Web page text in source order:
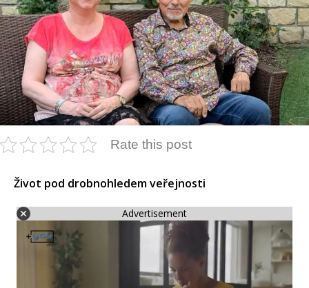
Rate this post
Život pod drobnohledem veřejnosti
Advertisement